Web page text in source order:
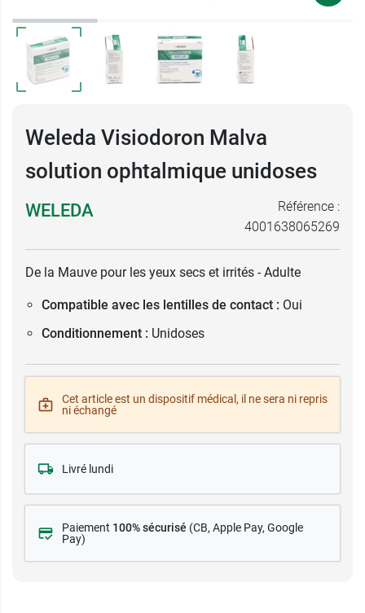
Weleda Visiodoron Malva
solution ophtalmique unidoses
WELEDA
Référence :
4001638065269
De la Mauve pour les yeux secs et irrités - Adulte
Compatible avec les lentilles de contact : Oui
Conditionnement : Unidoses
Cet article est un dispositif médical, il ne sera ni repris
ni échangé
Livré lundi
Paiement 100% sécurisé (CB, Apple Pay, Google
Pay)